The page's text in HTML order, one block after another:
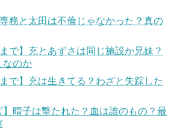
務と太田は不倫じゃなかった？真の
で】充とあずさは同じ施設か兄妹？
なのか
で】充は生きてる？わざと失踪した
】晴子は撃たれた？血は誰のもの？最